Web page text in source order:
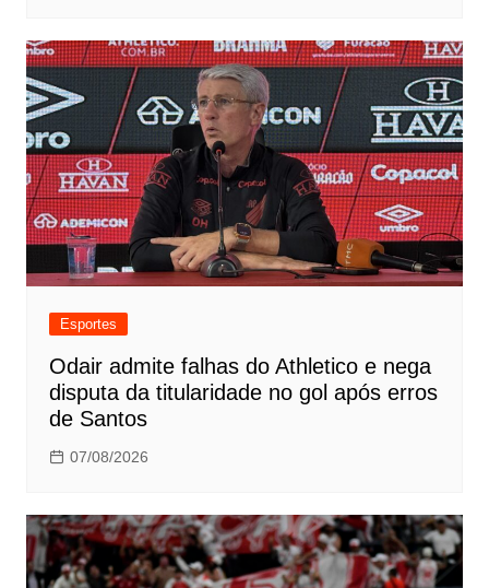
Esportes
Odair admite falhas do Athletico e nega
disputa da titularidade no gol após erros
de Santos
07/08/2026